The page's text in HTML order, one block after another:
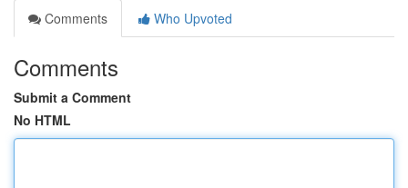
Comments
Who Upvoted
Comments
Submit a Comment
No HTML